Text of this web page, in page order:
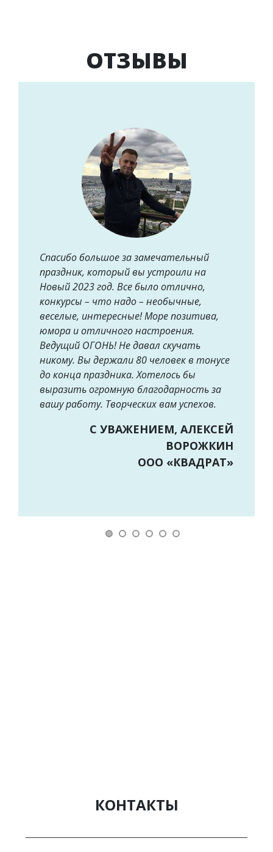
ОТЗЫВЫ
Спасибо большое за замечательный
праздник, который вы устроили на
Новый 2023 год. Все было отлично,
конкурсы – что надо – необычные,
веселые, интересные! Море позитива,
юмора и отличного настроения.
Ведущий ОГОНЬ! Не давал скучать
никому. Вы держали 80 человек в тонусе
до конца праздника. Хотелось бы
выразить огромную благодарность за
вашу работу. Творческих вам успехов.
С УВАЖЕНИЕМ, АЛЕКСЕЙ
ВОРОЖКИН
ООО «КВАДРАТ»
КОНТАКТЫ